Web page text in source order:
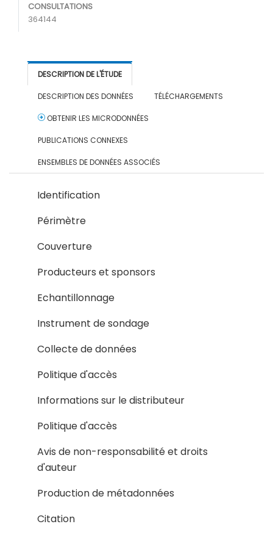
CONSULTATIONS
364144
DESCRIPTION DE L'ÉTUDE
DESCRIPTION DES DONNÉES TÉLÉCHARGEMENTS
OBTENIR LES MICRODONNÉES
PUBLICATIONS CONNEXES
ENSEMBLES DE DONNÉES ASSOCIÉS
Identification
Périmètre
Couverture
Producteurs et sponsors
Echantillonnage
Instrument de sondage
Collecte de données
Politique d'accès
Informations sur le distributeur
Politique d'accès
Avis de non-responsabilité et droits
d'auteur
Production de métadonnées
Citation